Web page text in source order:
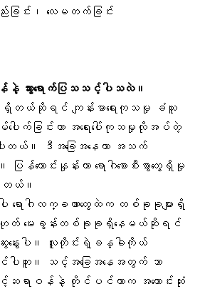
းခြင်း၊ လေမတက်ခြင်း
သွားရောက်ပြသသင့်ပါသလဲ။
တယ်ဆိုရင် ကျန်းမာရေးကုသမှု ခံယူ
ါက်ခြင်းဟာ အရေးပေါ်ကုသမှုလိုအပ်တဲ့
ါတယ်။ ဒီအခြေအနေဟာ အသက်
ကောင်းနှုန်းဟာ ရောဂါစောစီးစွာတွေ့ရှိမှု
တယ်။
ရောဂါလက္ခဏာတွေထဲက တစ်ခုခုများရှိ
တ် မေးခွန်းတစ်ခုခုရှိနေမယ်ဆိုရင်
နွေးပါ။ လူတိုင်းရဲ့ခန္ဓါကိုယ်
ါဘူး။ သင့်အခြေအနေအတွက် ဘာ
င့်ဆရာဝန်နဲ့ တိုင်ပင်တာက အကောင်းဆုံး